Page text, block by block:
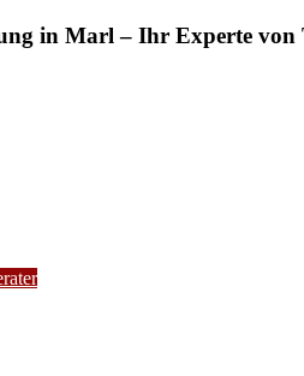
in Marl – Ihr Experte von